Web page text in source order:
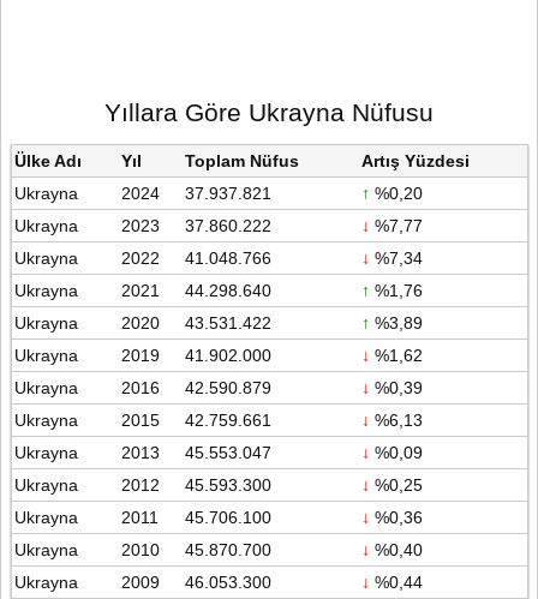
Yıllara Göre Ukrayna Nüfusu
Ülke Adı Yıl Toplam Nüfus
Artış Yüzdesi
Ukrayna
2024 37.937.821 ↑ %0,20
Ukrayna
2023 37.860.222 ↓ %7,77
Ukrayna
2022 41.048.766 ↓ %7,34
Ukrayna
2021 44.298.640 ↑ %1,76
Ukrayna
2020 43.531.422 ↑ %3,89
Ukrayna
2019 41.902.000 ↓ %1,62
Ukrayna
2016 42.590.879 ↓ %0,39
Ukrayna
2015 42.759.661 ↓ %6,13
Ukrayna
2013 45.553.047 ↓ %0,09
Ukrayna
2012 45.593.300 ↓ %0,25
Ukrayna
2011 45.706.100 ↓ %0,36
Ukrayna
2010 45.870.700 ↓ %0,40
Ukrayna
2009 46.053.300 ↓ %0,44